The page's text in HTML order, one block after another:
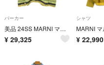
パーカー
美品 24SS MARNI マルニ ロゴ刺繍 ボーダー柄 ニットパーカー 48 イエロー系マルチカラー メンズ 古着 中古 USED
¥ 29,325
シャツ
¥ 22,990